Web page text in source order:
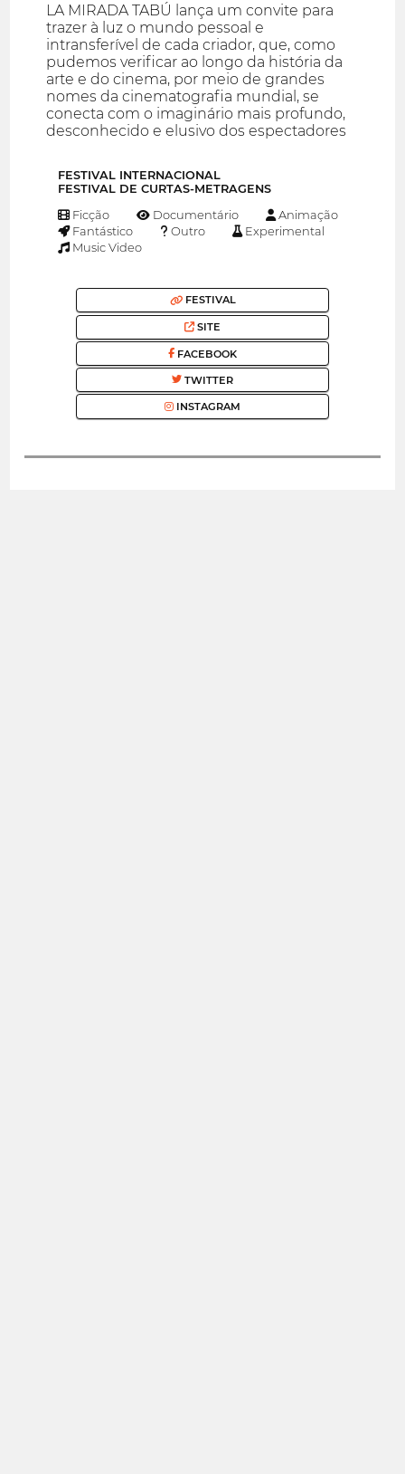
LA MIRADA TABÚ lança um convite para
trazer à luz o mundo pessoal e
intransferível de cada criador, que, como
pudemos verificar ao longo da história da
arte e do cinema, por meio de grandes
nomes da cinematografia mundial, se
conecta com o imaginário mais profundo,
desconhecido e elusivo dos espectadores
FESTIVAL INTERNACIONAL
FESTIVAL DE CURTAS-METRAGENS
Ficção Documentário
Animação
Fantástico
Outro
Experimental
Music Video
FESTIVAL
SITE
FACEBOOK
TWITTER
INSTAGRAM